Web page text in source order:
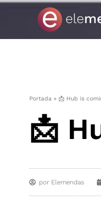
Ir
contenido
Portada » 📩 Hub is
📩
por Elemendas